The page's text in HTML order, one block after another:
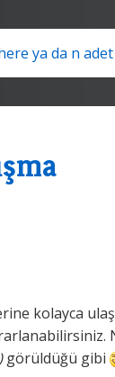
ya da n
kolayca
görüldüğü gibi